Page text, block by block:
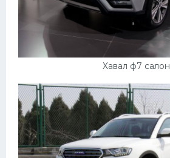
Хавал ф7 салон